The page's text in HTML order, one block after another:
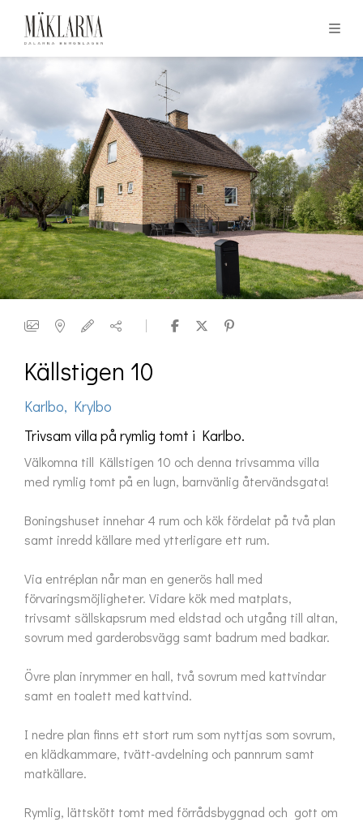
Källstigen 10
Karlbo, Krylbo
Trivsam villa på rymlig tomt i Karlbo.
Välkomna till Källstigen 10 och denna trivsamma villa
med rymlig tomt på en lugn, barnvänlig återvändsgata!
Boningshuset innehar 4 rum och kök fördelat på två plan
samt inredd källare med ytterligare ett rum.
Via entréplan når man en generös hall med
förvaringsmöjligheter. Vidare kök med matplats,
trivsamt sällskapsrum med eldstad och utgång till altan,
sovrum med garderobsvägg samt badrum med badkar.
Övre plan inrymmer en hall, två sovrum med kattvindar
samt en toalett med kattvind.
I nedre plan finns ett stort rum som nyttjas som sovrum,
en klädkammare, tvätt-avdelning och pannrum samt
matkällare.
Rymlig, lättskött tomt med förrådsbyggnad och  gott om